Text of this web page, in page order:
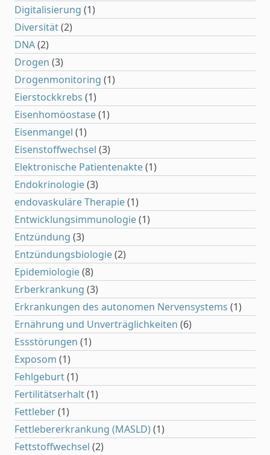
Digitalisierung (1)
Diversität(2)
DNA(2)
Drogen (3)
Drogenmonitoring (1)
Eierstockkrebs (1)
Eisenhomöostase(1)
Eisenmangel (1)
Eisenstoffwechsel (3)
Elektronische Patientenakte(1)
Endokrinologie(3)
endovaskuläre Therapie(1)
Entwicklungsimmunologie(1)
Entzündung (3)
Entzündungsbiologie(2)
Epidemiologie(8)
Erberkrankung (3)
Erkrankungen des autonomen Nervensystems (1)
Ernährung und Unverträglichkeiten (6)
Essstörungen (1)
Exposom (1)
Fehlgeburt(1)
Fertilitätserhalt(1)
Fettleber(1)
Fettlebererkrankung (MASLD)(1)
Fettstoffwechsel (2)